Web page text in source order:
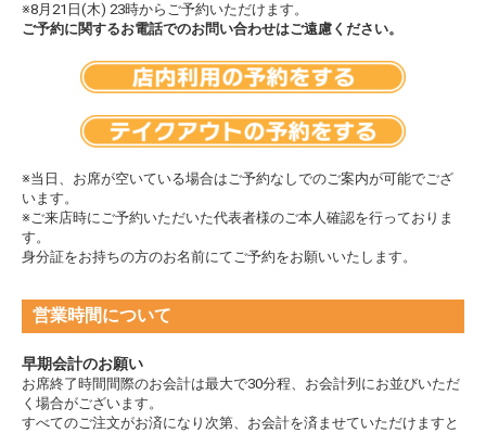
※8月21日(木) 23時からご予約いただけます。
ご予約に関するお電話でのお問い合わせはご遠慮ください。
※当日、お席が空いている場合はご予約なしでのご案内が可能でござ
います。
※ご来店時にご予約いただいた代表者様のご本人確認を行っておりま
す。
身分証をお持ちの方のお名前にてご予約をお願いいたします。
営業時間について
早期会計のお願い
お席終了時間間際のお会計は最大で30分程、お会計列にお並びいただ
く場合がございます。
すべてのご注文がお済になり次第、お会計を済ませていただけますと